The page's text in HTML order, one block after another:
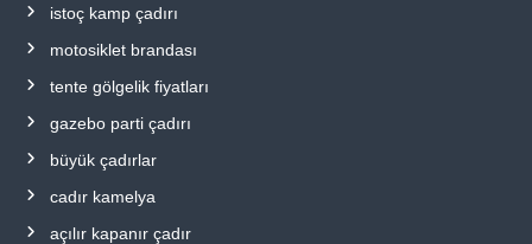
istoç kamp çadırı
motosiklet brandası
tente gölgelik fiyatları
gazebo parti çadırı
büyük çadırlar
cadır kamelya
açılır kapanır çadır